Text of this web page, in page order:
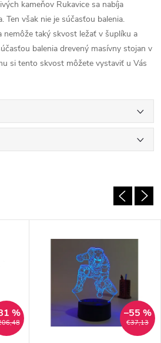
kameňov Rukavice sa nabíja
Ten však nie je súčasťou balenia.
nemôže taký skvost ležať v šuplíku a
balenia drevený masívny stojan v
si tento skvost môžete vystaviť u Vás
%
€37,13
–55 %